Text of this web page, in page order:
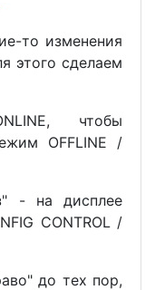
то изменения
этого сделаем
чтобы
OFFLINE /
- на дисплее
CONTROL /
до тех пор,